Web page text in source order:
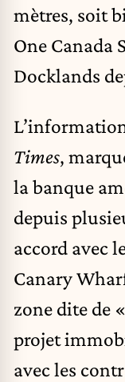
mètres, soit
One Canada
Docklands
Times,
la banque
depuis
accord avec
Canary
zone dite de
projet
avec les